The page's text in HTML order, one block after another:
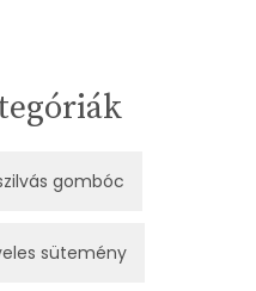
gombóc
sütemény